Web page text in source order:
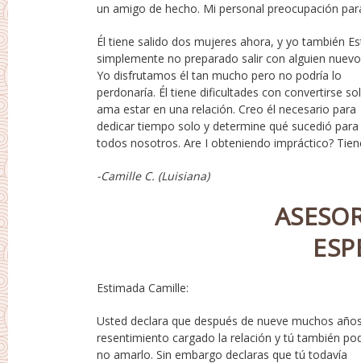
un amigo de hecho. Mi personal preocupación
Él tiene salido dos mujeres ahora, y yo también
simplemente no preparado salir con alguien
Yo disfrutamos él tan mucho pero no podría lo
perdonaría. Él tiene dificultades con convertirse
ama estar en una relación. Creo él necesario para
dedicar tiempo solo y determine qué sucedió para
todos nosotros. Are I obteniendo impráctico?
chico cambió para siempre? Nosotros sin
preocupado por él, y yo también preocupado por él
Quería respuestas para personal tranquilidad.
Cualquier persona con experiencia con rebotes
largo plazo conexiones y rupturas asegúrese de
-Camille C. (Luisiana)
Estimada Camille:
Usted declara que después de nueve muchos
resentimiento cargado la relación y tú también
no amarlo. Sin embargo declaras que tú todavía
nueve décadas juntos, esto es comprensible. En
de analizar cuál de sus más recientes
aventuras es un rebote unión, es mejor ejercer poder